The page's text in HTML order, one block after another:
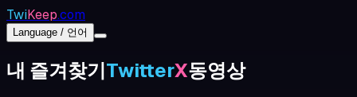
TwiKeep.com
Language / 언어
내 즐겨찾기TwitterX동영상